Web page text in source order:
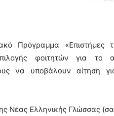
Πρόγραμμα «Επιστήμες
φοιτητών για
να υποβάλουν αίτηση
Νέας Ελληνικής Γλώσσας